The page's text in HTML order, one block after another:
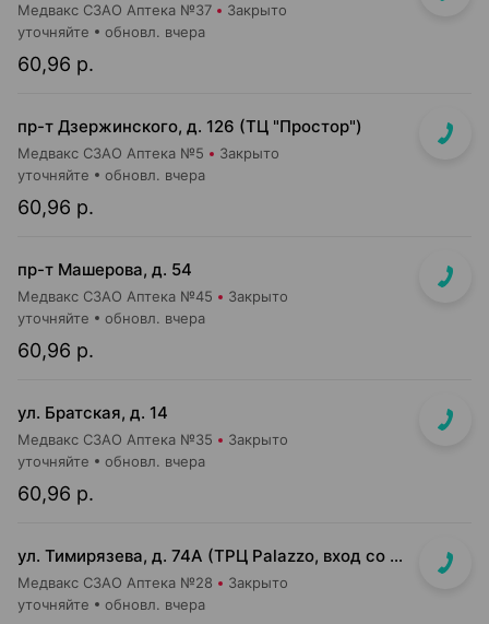
Медвакс СЗАО Аптека №37 Закрыто
60,96 р.
уточняйте обновл. вчера
пр-т Дзержинского, д. 126 (ТЦ "Простор")
Медвакс СЗАО Аптека №5 Закрыто
60,96 р.
уточняйте обновл. вчера
пр-т Машерова, д. 54
Медвакс СЗАО Аптека №45 Закрыто
60,96 р.
уточняйте обновл. вчера
ул. Братская, д. 14
Медвакс СЗАО Аптека №35 Закрыто
60,96 р.
уточняйте обновл. вчера
ул. Тимирязева, д. 74А (ТРЦ Palazzo, вход со стороны ул. Тимирязева)
Медвакс СЗАО Аптека №28 Закрыто
уточняйте обновл. вчера